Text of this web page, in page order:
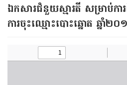
ឯកសារជំនួយស្មារតី សម្រាប់​ក
ការចុះឈ្មោះបោះឆ្នោត ឆ្នាំ២០